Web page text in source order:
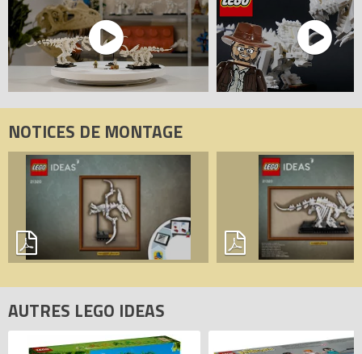
NOTICES DE MONTAGE
AUTRES LEGO IDEAS